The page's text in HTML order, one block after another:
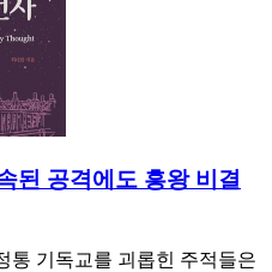
된 공격에도 흥왕 비결
통 기독교를 괴롭힌 주적들은